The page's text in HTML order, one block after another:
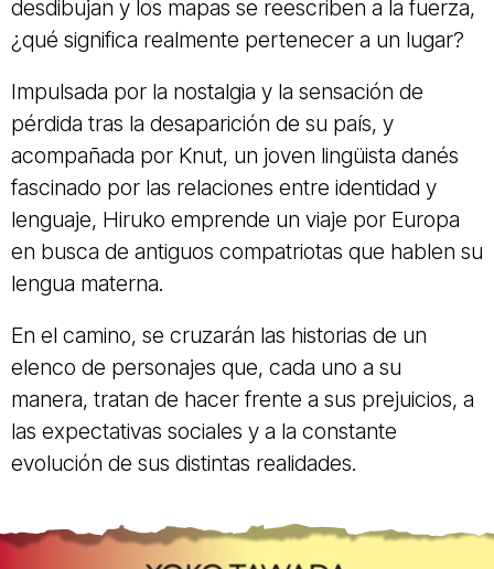
desdibujan y los mapas se reescriben a la fuerza,
¿qué significa realmente pertenecer a un lugar?
Impulsada por la nostalgia y la sensación de
pérdida tras la desaparición de su país, y
acompañada por Knut, un joven lingüista danés
fascinado por las relaciones entre identidad y
lenguaje, Hiruko emprende un viaje por Europa
en busca de antiguos compatriotas que hablen su
lengua materna.
En el camino, se cruzarán las historias de un
elenco de personajes que, cada uno a su
manera, tratan de hacer frente a sus prejuicios, a
las expectativas sociales y a la constante
evolución de sus distintas realidades.